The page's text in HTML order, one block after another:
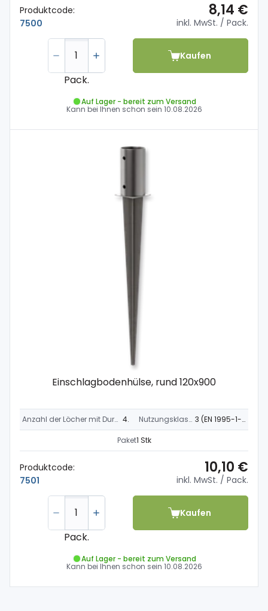
Produktcode:
7500
8,14 €
inkl. MwSt. / Pack.
Pack.
Kaufen
Auf Lager - bereit zum Versand
Kann bei Ihnen schon sein 10.08.2026
Einschlagbodenhülse, rund 120x900
Anzahl der Löcher mit Durchmesser 11 mm 4 x Nutzungsklasse 3 (EN 1995-1-1)
Paket1 Stk
Produktcode:
7501
10,10 €
inkl. MwSt. / Pack.
Pack.
Kaufen
Auf Lager - bereit zum Versand
Kann bei Ihnen schon sein 10.08.2026